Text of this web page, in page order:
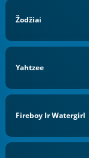
Žodžiai
Yahtzee
Fireboy Ir Watergirl